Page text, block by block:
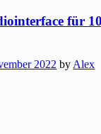
für
2022 by Alex